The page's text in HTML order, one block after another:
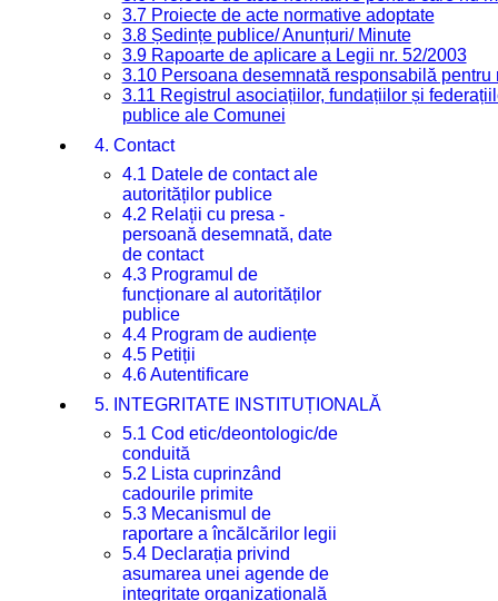
3.7 Proiecte de acte normative adoptate
3.8 Ședințe publice/ Anunțuri/ Minute
3.9 Rapoarte de aplicare a Legii nr. 52/2003
3.10 Persoana desemnată responsabilă
3.11 Registrul asociațiilor, fundațiilor și
publice ale Comunei
4. Contact
4.1 Datele de contact ale
autorităților publice
4.2 Relații cu presa -
persoană desemnată, date
de contact
4.3 Programul de
funcționare al autorităților
publice
4.4 Program de audiențe
4.5 Petiții
4.6 Autentificare
5. INTEGRITATE INSTITUȚIONALĂ
5.1 Cod etic/deontologic/de
conduită
5.2 Lista cuprinzând
cadourile primite
5.3 Mecanismul de
raportare a încălcărilor legii
5.4 Declarația privind
asumarea unei agende de
integritate organizațională